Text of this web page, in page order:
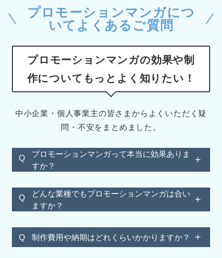
プロモーションマンガにつ
いてよくあるご質問
プロモーションマンガの効果や制
作についてもっとよく知りたい！
中小企業・個人事業主の皆さまからよくいただく疑
問・不安をまとめました。
Q
プロモーションマンガって本当に効果ありま
すか？
Q
どんな業種でもプロモーションマンガは合い
ますか？
Q 制作費用や納期はどれくらいかかりますか？